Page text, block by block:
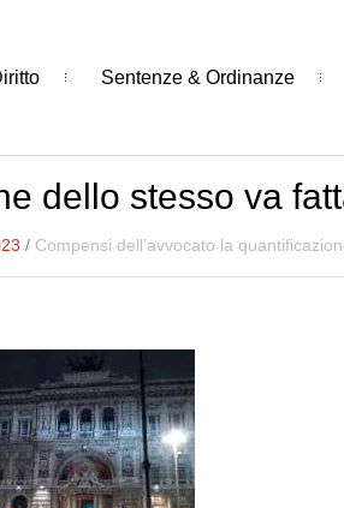
Sentenze & Ordinanze
dello stesso va
/ Compensi dell’avvocato la